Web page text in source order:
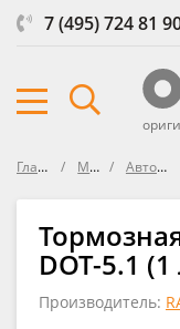
7 (495) 724 81
Главная Масла Автомобили
DOT-5.1 (1
Производитель: